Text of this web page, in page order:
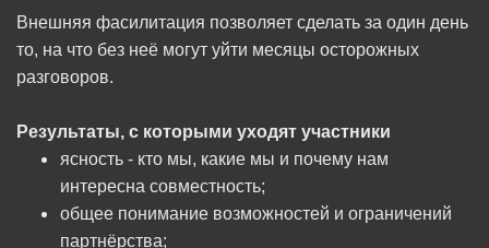
Внешняя фасилитация позволяет сделать за один день
то, на что без неё могут уйти месяцы осторожных
разговоров.
Результаты, с которыми уходят участники
ясность - кто мы, какие мы и почему нам
интересна совместность;
общее понимание возможностей и ограничений
партнёрства;